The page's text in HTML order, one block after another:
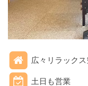
広々リラックス
土日も営業